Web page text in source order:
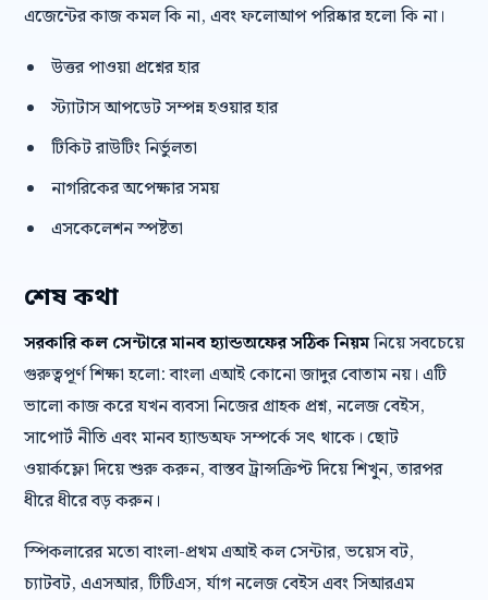
এজেন্টের কাজ কমল কি না, এবং ফলোআপ পরিষ্কার হলো কি না।
উত্তর পাওয়া প্রশ্নের হার
স্ট্যাটাস আপডেট সম্পন্ন হওয়ার হার
টিকিট রাউটিং নির্ভুলতা
নাগরিকের অপেক্ষার সময়
এসকেলেশন স্পষ্টতা
শেষ কথা
সরকারি কল সেন্টারে মানব হ্যান্ডঅফের সঠিক নিয়মনিয়ে সবচেয়ে
গুরুত্বপূর্ণ শিক্ষা হলো: বাংলা এআই কোনো জাদুর বোতাম নয়। এটি
ভালো কাজ করে যখন ব্যবসা নিজের গ্রাহক প্রশ্ন, নলেজ বেইস,
সাপোর্ট নীতি এবং মানব হ্যান্ডঅফ সম্পর্কে সৎ থাকে। ছোট
ওয়ার্কফ্লো দিয়ে শুরু করুন, বাস্তব ট্রান্সক্রিপ্ট দিয়ে শিখুন, তারপর
ধীরে ধীরে বড় করুন।
স্পিকলারের মতো বাংলা-প্রথম এআই কল সেন্টার, ভয়েস বট,
চ্যাটবট, এএসআর, টিটিএস, র্যাগ নলেজ বেইস এবং সিআরএম